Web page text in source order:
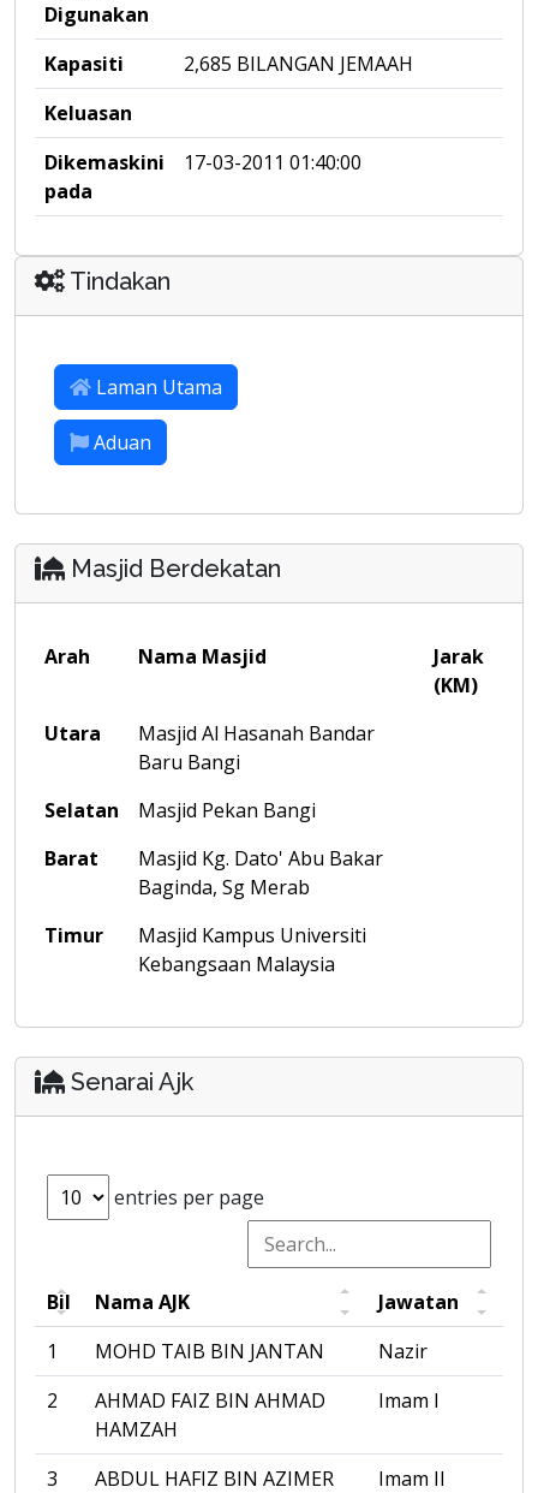
Digunakan
Kapasiti
2,685 BILANGAN JEMAAH
Keluasan
Dikemaskini
pada
17-03-2011 01:40:00
Tindakan
Laman Utama
Aduan
Masjid Berdekatan
Arah Nama Masjid
Jarak
(KM)
Utara
Masjid Al Hasanah Bandar
Baru Bangi
Selatan
Masjid Pekan Bangi
Barat
Masjid Kg. Dato' Abu Bakar
Baginda, Sg Merab
Timur
Masjid Kampus Universiti
Kebangsaan Malaysia
Senarai Ajk
entries per page
Bil Nama AJK
Jawatan
1
MOHD TAIB BIN JANTAN
Nazir
2
AHMAD FAIZ BIN AHMAD
HAMZAH
Imam I
3 ABDUL HAFIZ BIN AZIMER
Imam II